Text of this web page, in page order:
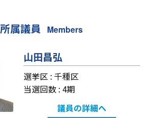
所属議員 Members
山田昌弘
選挙区 : 千種区
当選回数 : 4期
議員の詳細へ